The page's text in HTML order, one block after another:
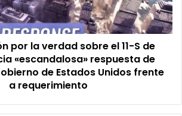
por la verdad sobre el 11-S de
«escandalosa» respuesta de
de Estados Unidos frente
a requerimiento